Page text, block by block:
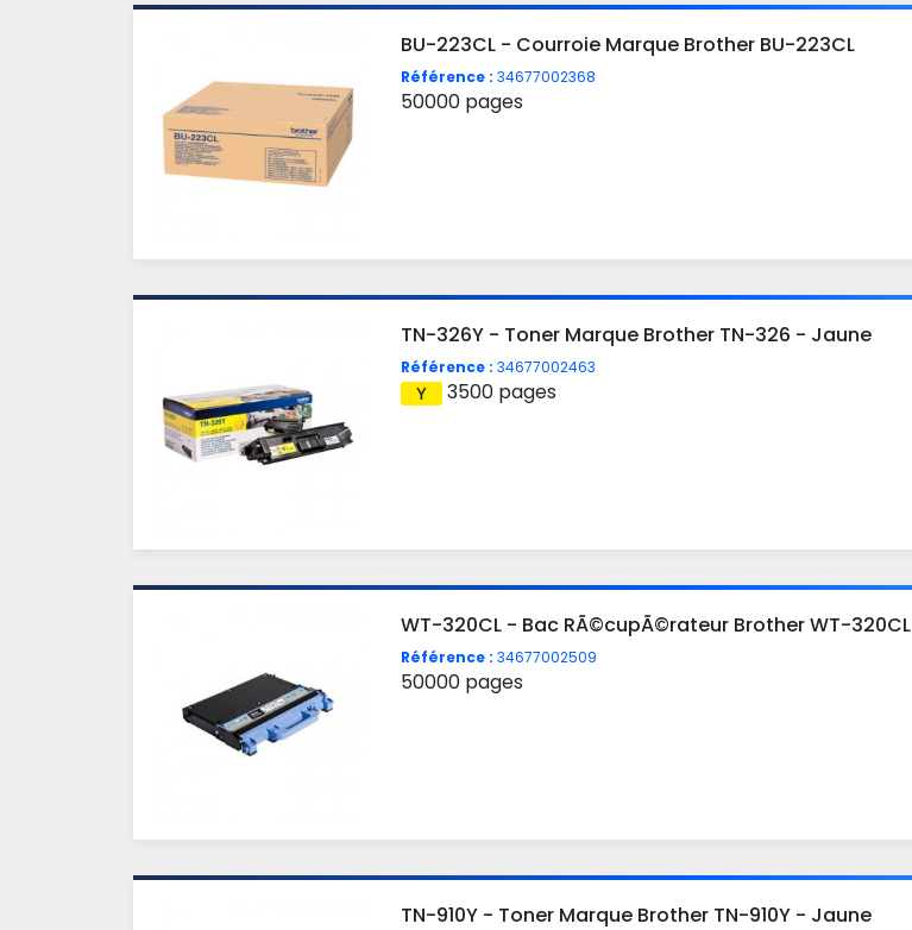
BU-223CL - Courroie Marque Brother BU-223CL
Référence : 34677002368
50000 pages
TN-326Y - Toner Marque Brother TN-326 - Jaune
Référence : 34677002463
3500 pages
WT-320CL - Bac RÃ©cupÃ©rateur Brother WT-320CL
Référence : 34677002509
50000 pages
TN-910Y - Toner Marque Brother TN-910Y - Jaune